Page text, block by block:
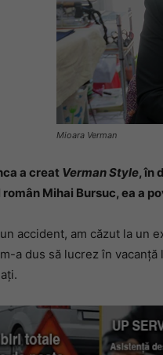
Mioara Verman
a creat Verman Style, în
Mihai Bursuc, ea a
accident, am căzut la un
a dus să lucrez în